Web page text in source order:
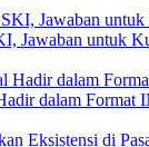
Jawaban untuk
dalam Format